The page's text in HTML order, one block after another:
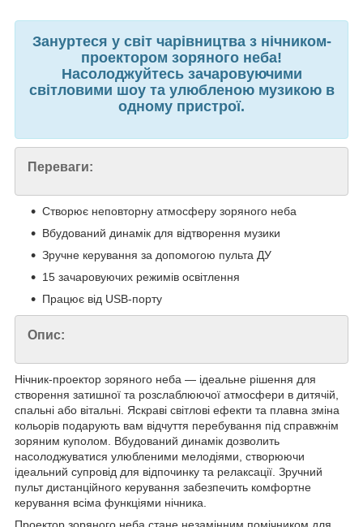
Зануртеся у світ чарівництва з нічником-
проектором зоряного неба!
Насолоджуйтесь зачаровуючими
світловими шоу та улюбленою музикою в
одному пристрої.
Переваги:
Створює неповторну атмосферу зоряного неба
Вбудований динамік для відтворення музики
Зручне керування за допомогою пульта ДУ
15 зачаровуючих режимів освітлення
Працює від USB-порту
Опис:
Нічник-проектор зоряного неба — ідеальне рішення для
створення затишної та розслаблюючої атмосфери в дитячій,
спальні або вітальні. Яскраві світлові ефекти та плавна зміна
кольорів подарують вам відчуття перебування під справжнім
зоряним куполом. Вбудований динамік дозволить
насолоджуватися улюбленими мелодіями, створюючи
ідеальний супровід для відпочинку та релаксації. Зручний
пульт дистанційного керування забезпечить комфортне
керування всіма функціями нічника.